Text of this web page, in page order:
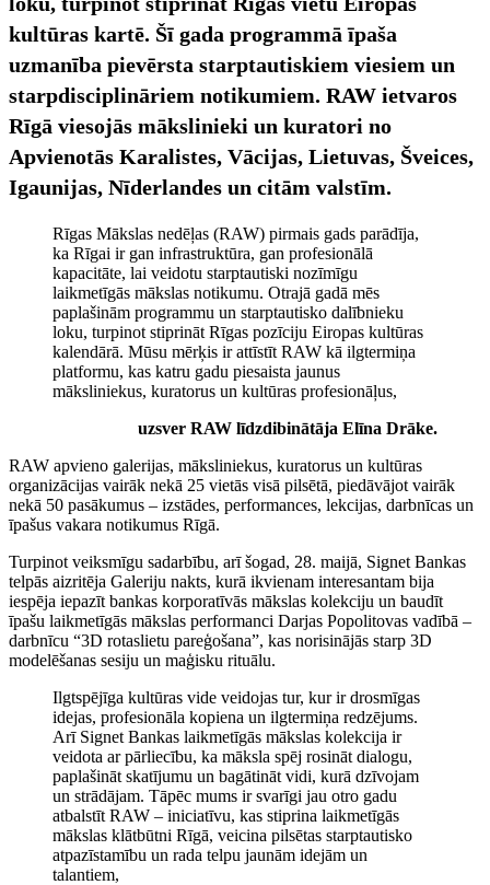
kultūras kartē. Šī gada programmā īpaša
uzmanība pievērsta starptautiskiem viesiem un
starpdisciplināriem notikumiem. RAW ietvaros
Rīgā viesojās mākslinieki un kuratori no
Apvienotās Karalistes, Vācijas, Lietuvas, Šveices,
Igaunijas, Nīderlandes un citām valstīm.
Rīgas Mākslas nedēļas (RAW) pirmais gads parādīja,
ka Rīgai ir gan infrastruktūra, gan profesionālā
kapacitāte, lai veidotu starptautiski nozīmīgu
laikmetīgās mākslas notikumu. Otrajā gadā mēs
paplašinām programmu un starptautisko dalībnieku
loku, turpinot stiprināt Rīgas pozīciju Eiropas kultūras
kalendārā. Mūsu mērķis ir attīstīt RAW kā ilgtermiņa
platformu, kas katru gadu piesaista jaunus
māksliniekus, kuratorus un kultūras profesionāļus,
uzsver RAW līdzdibinātāja Elīna Drāke.
RAW apvieno galerijas, māksliniekus, kuratorus un kultūras
organizācijas vairāk nekā 25 vietās visā pilsētā, piedāvājot vairāk
nekā 50 pasākumus – izstādes, performances, lekcijas, darbnīcas un
īpašus vakara notikumus Rīgā.
Turpinot veiksmīgu sadarbību, arī šogad, 28. maijā, Signet Bankas
telpās aizritēja Galeriju nakts, kurā ikvienam interesantam bija
iespēja iepazīt bankas korporatīvās mākslas kolekciju un baudīt
īpašu laikmetīgās mākslas performanci Darjas Popolitovas vadībā –
darbnīcu “3D rotaslietu pareģošana”, kas norisinājās starp 3D
modelēšanas sesiju un maģisku rituālu.
Ilgtspējīga kultūras vide veidojas tur, kur ir drosmīgas
idejas, profesionāla kopiena un ilgtermiņa redzējums.
Arī Signet Bankas laikmetīgās mākslas kolekcija ir
veidota ar pārliecību, ka māksla spēj rosināt dialogu,
paplašināt skatījumu un bagātināt vidi, kurā dzīvojam
un strādājam. Tāpēc mums ir svarīgi jau otro gadu
atbalstīt RAW – iniciatīvu, kas stiprina laikmetīgās
mākslas klātbūtni Rīgā, veicina pilsētas starptautisko
atpazīstamību un rada telpu jaunām idejām un
talantiem,